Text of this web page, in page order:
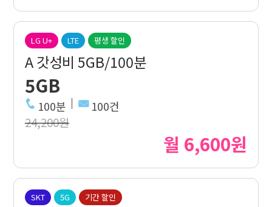
LG U+ LTE 평생 할인
A 갓성비 5GB/100분
5GB
100분 100건
24,200원
월 6,600원
SKT 5G 기간 할인